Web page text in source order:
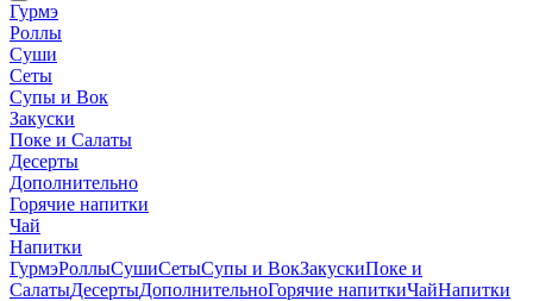
Гурмэ
Роллы
Суши
Сеты
Супы и Вок
Закуски
Поке и Салаты
Десерты
Дополнительно
Горячие напитки
Чай
Напитки
ГурмэРоллыСушиСетыСупы и ВокЗакускиПоке и
СалатыДесертыДополнительноГорячие напиткиЧайНапитки